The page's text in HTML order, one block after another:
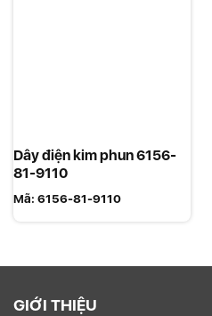
Dây điện kim phun 6156-
81-9110
Mã: 6156-81-9110
GIỚI THIỆU